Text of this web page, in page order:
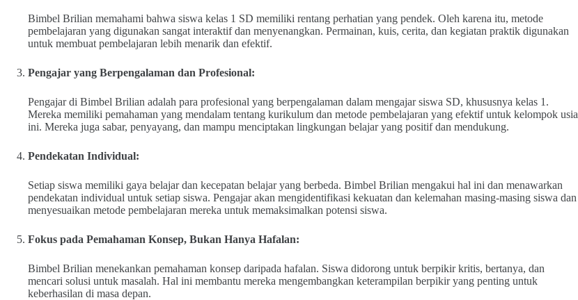
Bimbel Brilian memahami bahwa siswa kelas 1 SD memiliki rentang perhatian yang pendek. Oleh karena itu, metode
pembelajaran yang digunakan sangat interaktif dan menyenangkan. Permainan, kuis, cerita, dan kegiatan praktik digunakan
untuk membuat pembelajaran lebih menarik dan efektif.
Pengajar yang Berpengalaman dan Profesional:
Pengajar di Bimbel Brilian adalah para profesional yang berpengalaman dalam mengajar siswa SD, khususnya kelas 1.
Mereka memiliki pemahaman yang mendalam tentang kurikulum dan metode pembelajaran yang efektif untuk kelompok usia
ini. Mereka juga sabar, penyayang, dan mampu menciptakan lingkungan belajar yang positif dan mendukung.
Pendekatan Individual:
Setiap siswa memiliki gaya belajar dan kecepatan belajar yang berbeda. Bimbel Brilian mengakui hal ini dan menawarkan
pendekatan individual untuk setiap siswa. Pengajar akan mengidentifikasi kekuatan dan kelemahan masing-masing siswa dan
menyesuaikan metode pembelajaran mereka untuk memaksimalkan potensi siswa.
Fokus pada Pemahaman Konsep, Bukan Hanya Hafalan:
Bimbel Brilian menekankan pemahaman konsep daripada hafalan. Siswa didorong untuk berpikir kritis, bertanya, dan
mencari solusi untuk masalah. Hal ini membantu mereka mengembangkan keterampilan berpikir yang penting untuk
keberhasilan di masa depan.